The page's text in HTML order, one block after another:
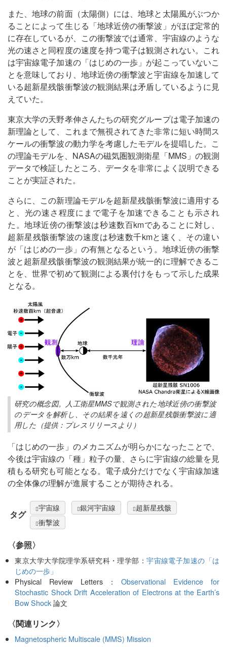
また、地球の前面（太陽側）には、地球と太陽風がぶつか
ることによって生じる「地球近傍の衝撃波」がほぼ定常的
に存在しているが、この衝撃波では通常、宇宙線のような
光の速さと同程度の速度を持つ電子は観測されない。これ
は宇宙線電子加速の「はじめの一歩」が起こっていないこ
とを意味しており、地球近傍の衝撃波と宇宙線を加速して
いる超新星残骸衝撃波の観測結果は矛盾しているように見
えていた。
東京大学の天野孝伸さんたちの研究グループは電子加速の
新理論として、これまで無視されてきた非常に短い時間ス
ケールの衝撃波の動力学を考慮したモデルを提唱した。こ
の理論モデルを、NASAの磁気圏観測衛星「MMS」の観測
データで検証したところ、データを非常によく説明できる
ことが実証された。
さらに、この新理論モデルを超新星残骸衝撃波に適用する
と、光の速さ程度にまで電子を加速できることも示され
た。地球近傍の衝撃波は秒速数百kmであることに対し、
超新星残骸衝撃波の速度は秒速数千kmと速く、その違い
が「はじめの一歩」の有無となるという。地球近傍の衝撃
波と超新星残骸衝撃波の観測結果が統一的に理解できるこ
とを、世界で初めて観測による裏付けをもって示した成果
となる。
研究の概念図。人工衛星MMSで観測された地球近傍の衝撃波
のデータを解析し、その結果を遠くの超新星残骸衝撃波に適
用した（提供：プレスリリースより）
「はじめの一歩」のメカニズムが明らかになったことで、
今後は宇宙線の「種」粒子の量、さらに宇宙線の総量を見
積もる研究も可能となる。電子成分だけでなく宇宙線加速
の全体像の理解が進展することが期待される。
タグ
宇宙線 銀河宇宙線
超新星残骸
衝撃波
〈参照〉
東京大学大学院理学系研究科・理学部：宇宙線電子加速の「は
じめの一歩」
Physical Review Letters： Observational Evidence for
Stochastic Shock Drift Acceleration of Electrons at the Earth’s
Bow Shock論文
〈関連リンク〉
Magnetospheric Multiscale (MMS) Mission